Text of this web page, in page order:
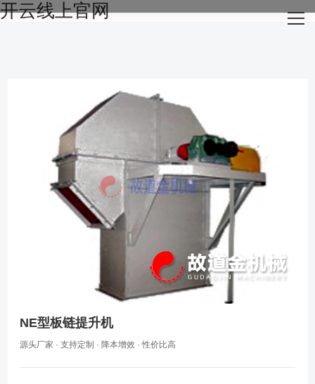
开云线上官网
网站开云线上官网
生产设备
开云线上官网-开云（中国）
NE型板链提升机
源头厂家 · 支持定制 · 降本增效 · 性价比高